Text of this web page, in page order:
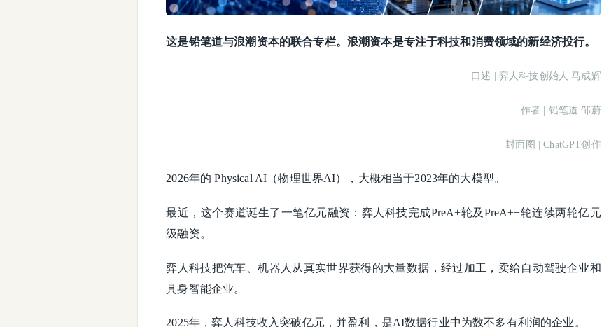
这是铅笔道与浪潮资本的联合专栏。浪潮资本是专注于科技和消费领域的新经济投行。
口述 | 弈人科技创始人 马成辉
作者 | 铅笔道 邹蔚
封面图 | ChatGPT创作
2026年的 Physical AI（物理世界AI），大概相当于2023年的大模型。
最近，这个赛道诞生了一笔亿元融资：弈人科技完成PreA+轮及PreA++轮连续两轮亿元
级融资。
弈人科技把汽车、机器人从真实世界获得的大量数据，经过加工，卖给自动驾驶企业和
具身智能企业。
2025年，弈人科技收入突破亿元，并盈利，是AI数据行业中为数不多有利润的企业。